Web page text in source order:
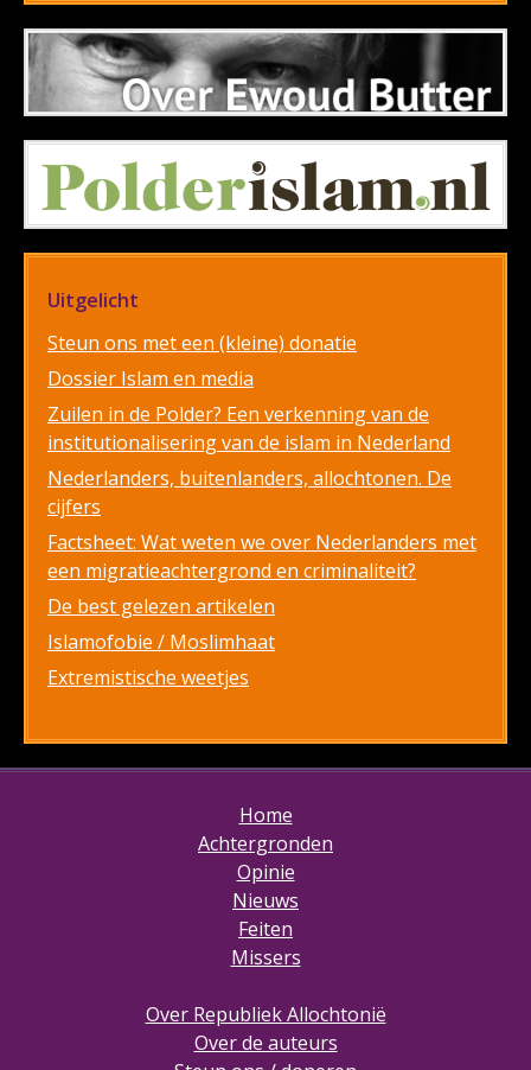
Uitgelicht
Steun ons met een (kleine) donatie
Dossier Islam en media
Zuilen in de Polder? Een verkenning van de
institutionalisering van de islam in Nederland
Nederlanders, buitenlanders, allochtonen. De
cijfers
Factsheet: Wat weten we over Nederlanders met
een migratieachtergrond en criminaliteit?
De best gelezen artikelen
Islamofobie / Moslimhaat
Extremistische weetjes
Home
Achtergronden
Opinie
Nieuws
Feiten
Missers
Over Republiek Allochtonië
Over de auteurs